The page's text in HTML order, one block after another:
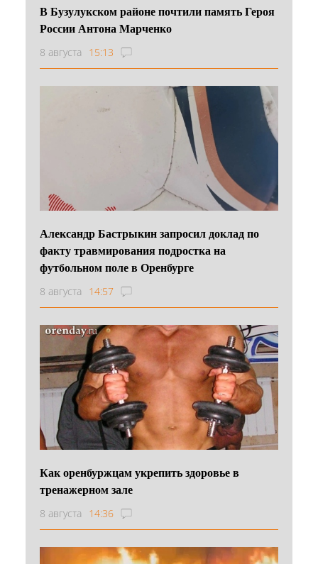
В Бузулукском районе почтили память Героя
России Антона Марченко
8 августа 15:13
Александр Бастрыкин запросил доклад по
факту травмирования подростка на
футбольном поле в Оренбурге
8 августа 14:57
Как оренбуржцам укрепить здоровье в
тренажерном зале
8 августа 14:36